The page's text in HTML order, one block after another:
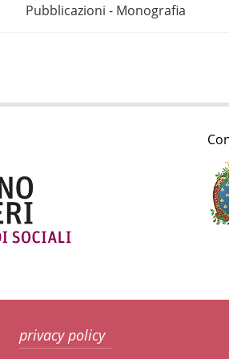
Pubblicazioni - Monografia
privacy policy